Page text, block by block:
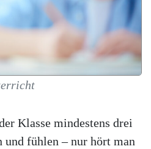
Klasse mindestens drei
und fühlen – nur hört man